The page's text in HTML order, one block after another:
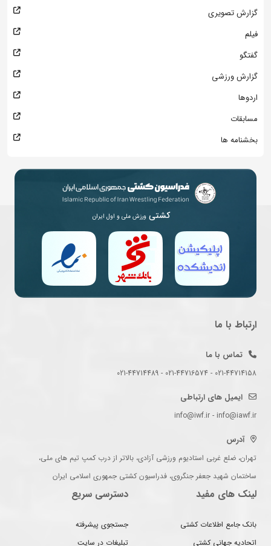
گزارش تصویری
فیلم
گفتگو
گزارش ورزشی
اردوها
مسابقات
بخشنامه ها
کشتی ورزش ملی و اول ایران
ارتباط با ما
تماس با ما
021-44714158 - 021-44716574 - 021-44714489
ایمیل های ارتباطی
info@iwf.ir - info@iawf.ir
آدرس
تهران، ضلع غربی استادیوم ورزشی آزادی، بالاتر از درب کمپ تیم های ملی،
ساختمان شهید جعفر جنگروی، فدراسیون کشتی جمهوری اسلامی ایران
لینک های مفید
بانک جامع اطلاعات کشتی
اتحادیه جهانی کشتی
دسترسی سریع
جستجوی پیشرفته
تبلیغات در سایت